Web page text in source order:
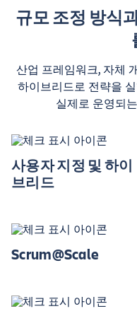
규모 조정 방식
산업 프레임워크, 자체
하이브리드로 전략을
실제로 운영되
사용자 지정 및 하이
브리드
Scrum@Scale